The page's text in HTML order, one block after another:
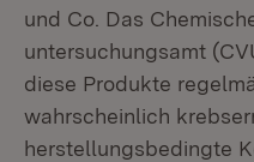
und Co. Das
untersuchungsamt
diese Produkte
wahrscheinlich
herstellungsbedingte